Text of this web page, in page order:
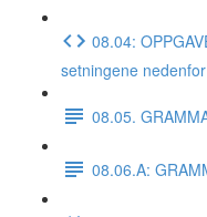
08.04:
setningene nedenfor
08.05.
08.06.A: